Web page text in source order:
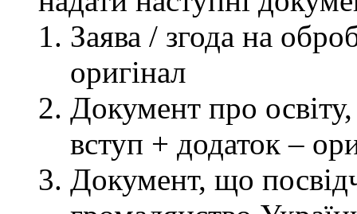
Заява / згода на
оригінал
Документ про освіту,
вступ + додаток –
Документ, що